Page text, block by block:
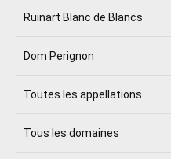
Ruinart Blanc de Blancs
Dom Perignon
Toutes les appellations
Tous les domaines